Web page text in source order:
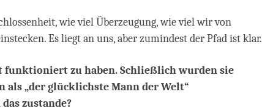
wie viel Überzeugung, wie viel wir von
Es liegt an uns, aber zumindest der Pfad ist klar.
funktioniert zu haben. Schließlich wurden sie
als „der glücklichste Mann der Welt“
zustande?